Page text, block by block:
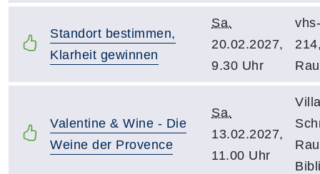
Standort bestimmen,
Klarheit gewinnen
Sa.
20.02.2027,
9.30 Uhr
Valentine & Wine - Die
Weine der Provence
Sa.
13.02.2027,
11.00 Uhr